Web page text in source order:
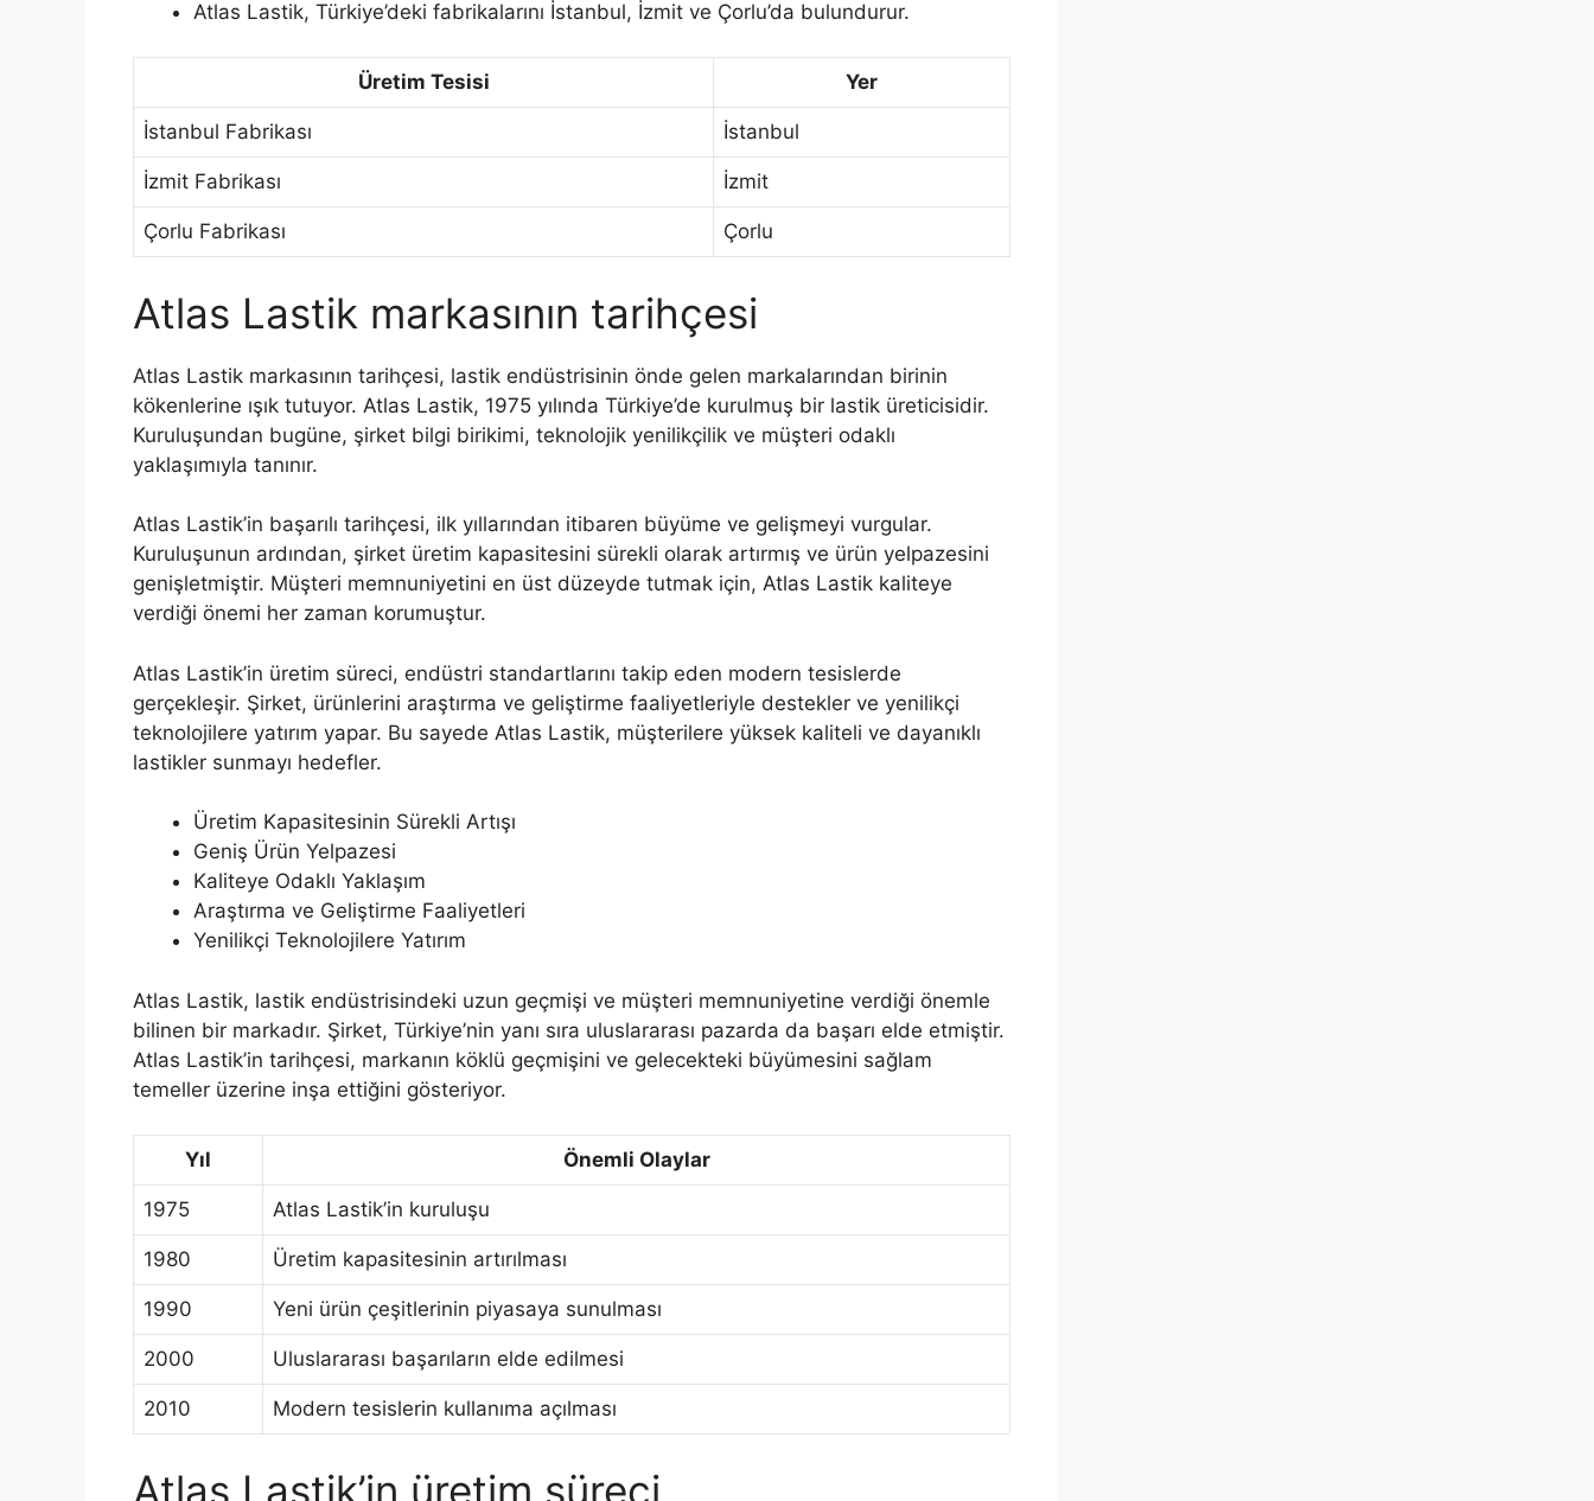
Atlas Lastik, Türkiye’deki fabrikalarını İstanbul, İzmit ve Çorlu’da bulundurur.
Üretim Tesisi Yer
İstanbul Fabrikası İstanbul
İzmit Fabrikası İzmit
Çorlu Fabrikası Çorlu
Atlas Lastik markasının tarihçesi
Atlas Lastik markasının tarihçesi, lastik endüstrisinin önde gelen markalarından birinin
kökenlerine ışık tutuyor. Atlas Lastik, 1975 yılında Türkiye’de kurulmuş bir lastik üreticisidir.
Kuruluşundan bugüne, şirket bilgi birikimi, teknolojik yenilikçilik ve müşteri odaklı
yaklaşımıyla tanınır.
Atlas Lastik’in başarılı tarihçesi, ilk yıllarından itibaren büyüme ve gelişmeyi vurgular.
Kuruluşunun ardından, şirket üretim kapasitesini sürekli olarak artırmış ve ürün yelpazesini
genişletmiştir. Müşteri memnuniyetini en üst düzeyde tutmak için, Atlas Lastik kaliteye
verdiği önemi her zaman korumuştur.
Atlas Lastik’in üretim süreci, endüstri standartlarını takip eden modern tesislerde
gerçekleşir. Şirket, ürünlerini araştırma ve geliştirme faaliyetleriyle destekler ve yenilikçi
teknolojilere yatırım yapar. Bu sayede Atlas Lastik, müşterilere yüksek kaliteli ve dayanıklı
lastikler sunmayı hedefler.
Üretim Kapasitesinin Sürekli Artışı
Geniş Ürün Yelpazesi
Kaliteye Odaklı Yaklaşım
Araştırma ve Geliştirme Faaliyetleri
Yenilikçi Teknolojilere Yatırım
Atlas Lastik, lastik endüstrisindeki uzun geçmişi ve müşteri memnuniyetine verdiği önemle
bilinen bir markadır. Şirket, Türkiye’nin yanı sıra uluslararası pazarda da başarı elde etmiştir.
Atlas Lastik’in tarihçesi, markanın köklü geçmişini ve gelecekteki büyümesini sağlam
temeller üzerine inşa ettiğini gösteriyor.
Yıl Önemli Olaylar
1975 Atlas Lastik’in kuruluşu
1980 Üretim kapasitesinin artırılması
1990 Yeni ürün çeşitlerinin piyasaya sunulması
2000 Uluslararası başarıların elde edilmesi
2010 Modern tesislerin kullanıma açılması
Atlas Lastik’in üretim süreci